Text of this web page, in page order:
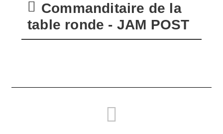
Commanditaire de la
table ronde - JAM POST